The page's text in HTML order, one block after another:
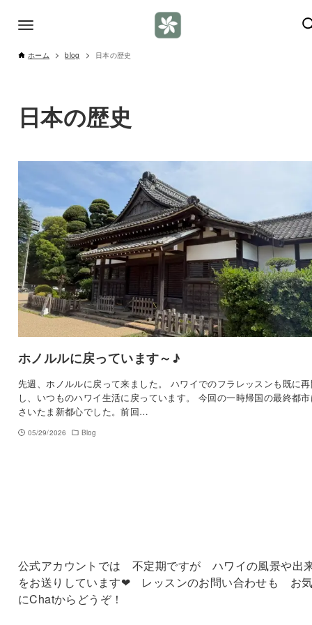
ホーム blog 日本の歴史
日本の歴史
ホノルルに戻っています～♪
先週、ホノルルに戻って来ました。 ハワイでのフラレッスンも既に
し、いつものハワイ生活に戻っています。 今回の一時帰国の最終
さいたま新都心でした。前回…
05/29/2026 Blog
公式アカウントでは 不定期ですが ハワイの風景や出
をお送りしています❤ レッスンのお問い合わせも お
にChatからどうぞ！